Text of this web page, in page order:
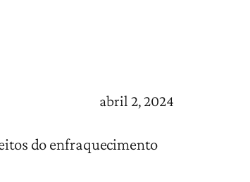
abril 2, 2024
do enfraquecimento